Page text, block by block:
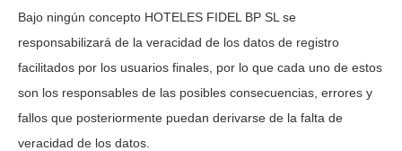
Bajo ningún concepto HOTELES FIDEL BP SL se
responsabilizará de la veracidad de los datos de registro
facilitados por los usuarios finales, por lo que cada uno de estos
son los responsables de las posibles consecuencias, errores y
fallos que posteriormente puedan derivarse de la falta de
veracidad de los datos.